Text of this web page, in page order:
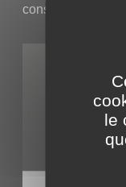
consulter
le